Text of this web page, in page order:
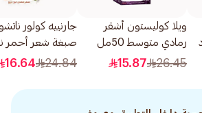
ويلا كوليستون أشقر
رمادي متوسط 50مل
26.45
15.87
جارنييه كولور
صبغة شعر أحمر
6.60 1قطعة
24.84
16.64